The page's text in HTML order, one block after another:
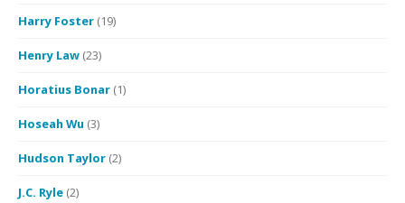
Harry Foster (19)
Henry Law (23)
Horatius Bonar (1)
Hoseah Wu (3)
Hudson Taylor (2)
J.C. Ryle (2)